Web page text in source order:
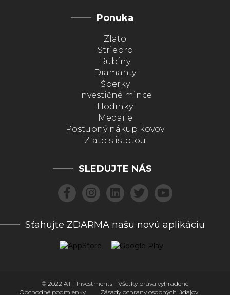
Ponuka
Zlato
Striebro
Rubíny
Diamanty
Šperky
Investičné mince
Hodinky
Medaile
Postupný nákup kovov
Zlato s istotou
SLEDUJTE NÁS
Sťahujte ZDARMA našu novú aplikáciu
© 2022 ATT Investments - Všetky práva vyhradené
Obchodné podmienky
Zásady ochrany osobných údajov